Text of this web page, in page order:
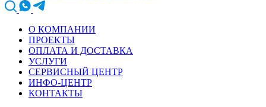
О КОМПАНИИ
ПРОЕКТЫ
ОПЛАТА И ДОСТАВКА
УСЛУГИ
СЕРВИСНЫЙ ЦЕНТР
ИНФО-ЦЕНТР
КОНТАКТЫ